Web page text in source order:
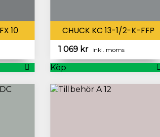
10 CHUCK KC 13-1/2-K-FFP
1 069 kr inkl. moms
Köp